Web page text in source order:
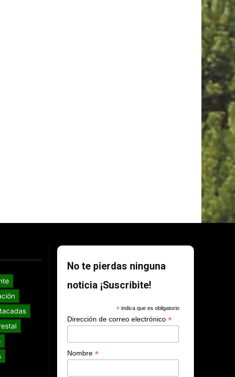
No te pierdas ninguna
noticia ¡Suscribite!
*indica que es obligatorio
Dirección de correo electrónico*
Nombre*